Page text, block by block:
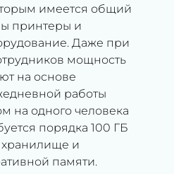
имеется общий
принтеры и
Даже при
мощность
на основе
работы
на одного человека
порядка 100 ГБ
и
памяти.